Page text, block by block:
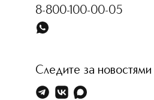
8-800-100-00-05
Следите за новостями